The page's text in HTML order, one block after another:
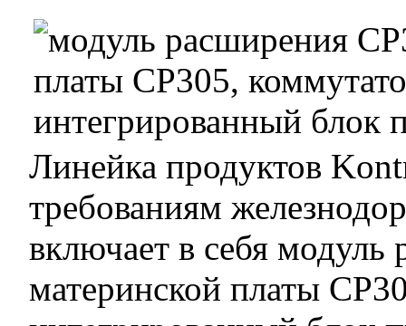
Линейка продуктов
требованиям
включает в себя
материнской платы